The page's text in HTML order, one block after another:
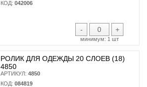
КОД: 042006
- +
минимум: 1 шт
РОЛИК ДЛЯ ОДЕЖДЫ 20 СЛОЕВ (18)
4850
АРТИКУЛ: 4850
КОД: 084819